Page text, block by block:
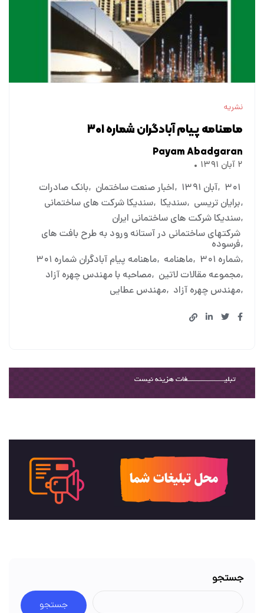
نشریه
ماهنامه پیام آبادگران شماره ۳۰۱
Payam Abadgaran
۲ آبان ۱۳۹۱
۳۰۱ آبان ۱۳۹۱ اخبار صنعت ساختمان بانک صادرات
برایان تریسی سندیکا سندیکا شرکت های ساختمانی
سندیکا شرکت های ساختمانی ایران
شرکتهای ساختمانی در آستانه ورود به طرح بافت های
فرسوده
شماره ۳۰۱
ماهنامه ماهنامه پیام آبادگران شماره ۳۰۱
مجموعه مقالات لاتین مصاحبه با مهندس چهره آزاد
مهندس چهره آزاد مهندس عطایی
جستجو
جستجو